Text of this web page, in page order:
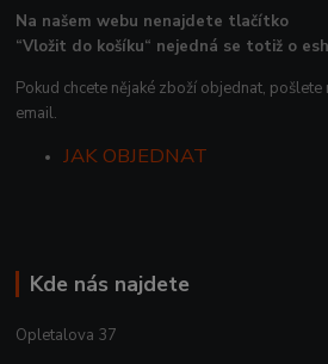
Na našem webu nenajdete tlačítko
“Vložit do košíku“ nejedná se totiž o
Pokud chcete nějaké zboží objednat,
email.
JAK OBJEDNAT
Kde nás najdete
Opletalova 37